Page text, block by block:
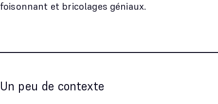
foisonnant et bricolages géniaux.
Un peu de contexte